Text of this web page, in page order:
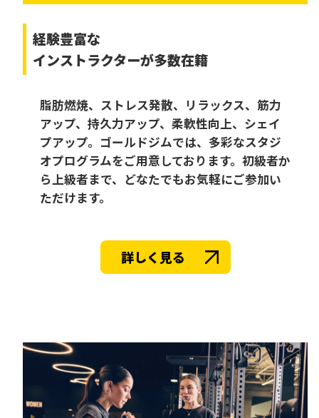
経験豊富な
インストラクターが多数在籍
脂肪燃焼、ストレス発散、リラックス、筋力
アップ、持久力アップ、柔軟性向上、シェイ
プアップ。ゴールドジムでは、多彩なスタジ
オプログラムをご用意しております。初級者か
ら上級者まで、どなたでもお気軽にご参加い
ただけます。
詳しく見る